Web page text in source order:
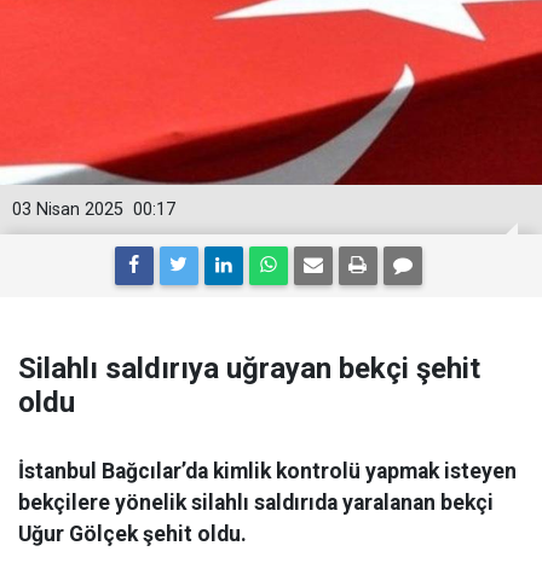
00:17
03 Nisan 2025
Silahlı saldırıya uğrayan bekçi şehit
oldu
İstanbul Bağcılar’da kimlik kontrolü yapmak isteyen
bekçilere yönelik silahlı saldırıda yaralanan bekçi
Uğur Gölçek şehit oldu.